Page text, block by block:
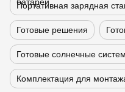
Портативная зарядная
Готовые решения
Готовые солнечные
Комплектация для